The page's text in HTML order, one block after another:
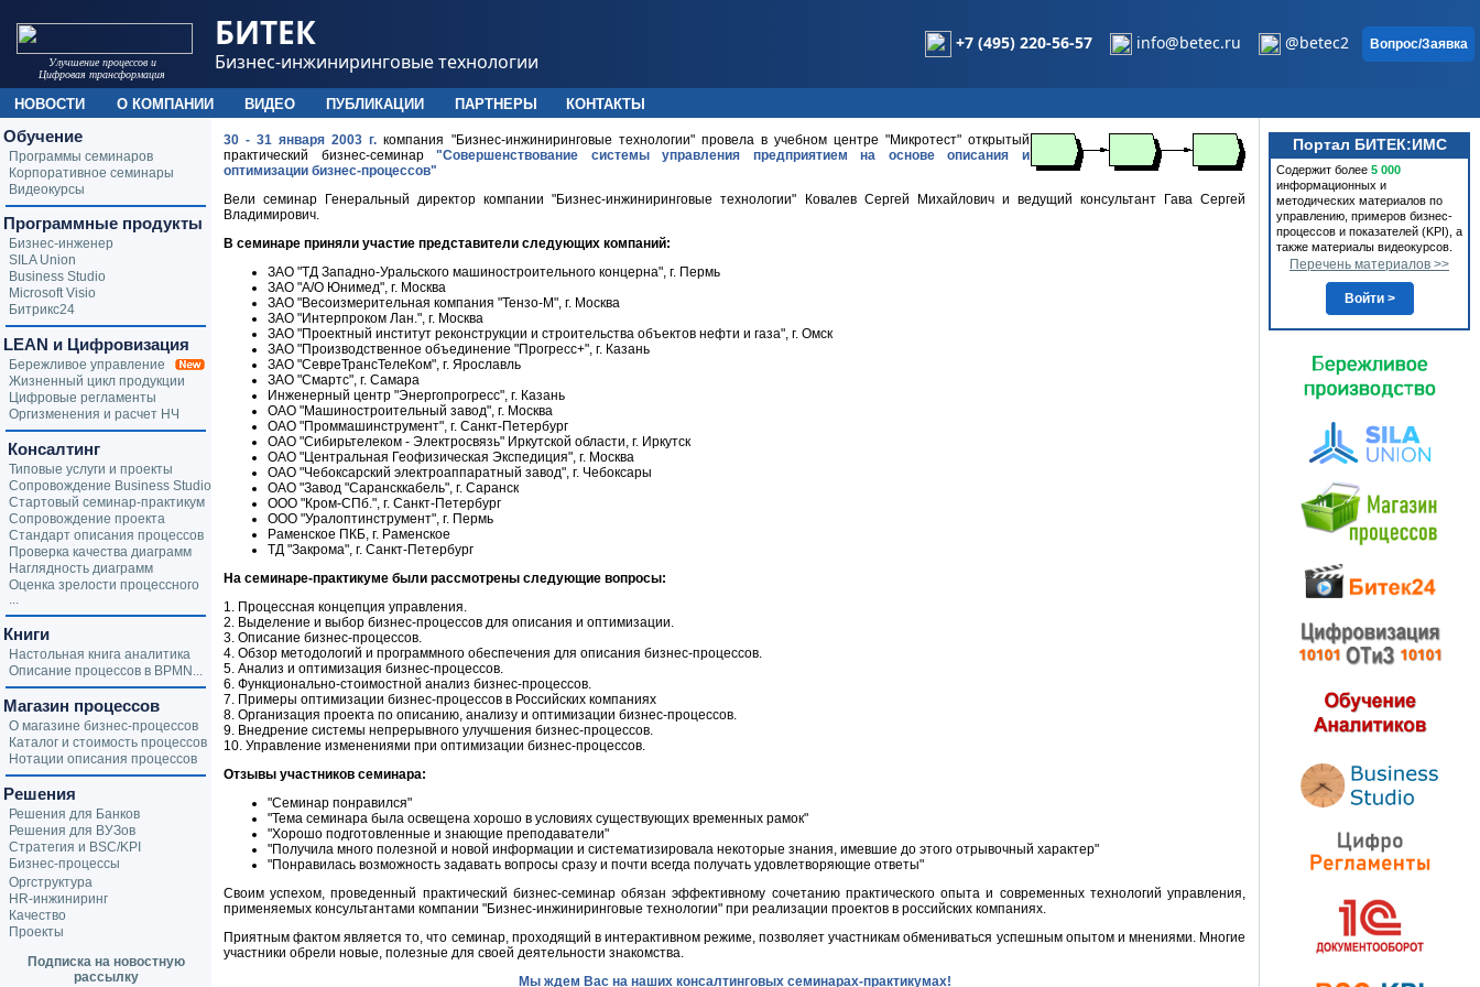
30 - 31 января 2003 г. компания "Бизнес-инжиниринговые технологии" провела в учебном центре "Микротест" открытый
практический бизнес-семинар"Совершенствование системы управления предприятием на основе описания и
оптимизации бизнес-процессов"
Вели семинар Генеральный директор компании "Бизнес-инжиниринговые технологии" Ковалев Сергей Михайлович и ведущий консультант Гава Сергей
Владимирович.
В семинаре приняли участие представители следующих компаний:
ЗАО "ТД Западно-Уральского машиностроительного концерна", г. Пермь
ЗАО "А/О Юнимед", г. Москва
ЗАО "Весоизмерительная компания "Тензо-М", г. Москва
ЗАО "Интерпроком Лан.", г. Москва
ЗАО "Проектный институт реконструкции и строительства объектов нефти и газа", г. Омск
ЗАО "Производственное объединение "Прогресс+", г. Казань
ЗАО "СевреТрансТелеКом", г. Ярославль
ЗАО "Смартс", г. Самара
Инженерный центр "Энергопрогресс", г. Казань
ОАО "Машиностроительный завод", г. Москва
ОАО "Проммашинструмент", г. Санкт-Петербург
ОАО "Сибирьтелеком - Электросвязь" Иркутской области, г. Иркутск
ОАО "Центральная Геофизическая Экспедиция", г. Москва
ОАО "Чебоксарский электроаппаратный завод", г. Чебоксары
ОАО "Завод "Сарансккабель", г. Саранск
ООО "Кром-СПб.", г. Санкт-Петербург
ООО "Уралоптинструмент", г. Пермь
Раменское ПКБ, г. Раменское
ТД "Закрома", г. Санкт-Петербург
На семинаре-практикуме были рассмотрены следующие вопросы:
1. Процессная концепция управления.
2. Выделение и выбор бизнес-процессов для описания и оптимизации.
3. Описание бизнес-процессов.
4. Обзор методологий и программного обеспечения для описания бизнес-процессов.
5. Анализ и оптимизация бизнес-процессов.
6. Функционально-стоимостной анализ бизнес-процессов.
7. Примеры оптимизации бизнес-процессов в Российских компаниях
8. Организация проекта по описанию, анализу и оптимизации бизнес-процессов.
9. Внедрение системы непрерывного улучшения бизнес-процессов.
10. Управление изменениями при оптимизации бизнес-процессов.
Отзывы участников семинара:
"Семинар понравился"
"Тема семинара была освещена хорошо в условиях существующих временных рамок"
"Хорошо подготовленные и знающие преподаватели"
"Получила много полезной и новой информации и систематизировала некоторые знания, имевшие до этого отрывочный характер"
"Понравилась возможность задавать вопросы сразу и почти всегда получать удовлетворяющие ответы"
Своим успехом, проведенный практический бизнес-семинар обязан эффективному сочетанию практического опыта и современных технологий управления,
применяемых консультантами компании "Бизнес-инжиниринговые технологии" при реализации проектов в российских компаниях.
Приятным фактом является то, что семинар, проходящий в интерактивном режиме, позволяет участникам обмениваться успешным опытом и мнениями. Многие
участники обрели новые, полезные для своей деятельности знакомства.
Мы ждем Вас на наших консалтинговых семинарах-практикумах!
Портал БИТЕК:ИМС
Содержит более 5 000
информационных и
методических материалов по
управлению, примеров бизнес-
процессов и показателей (KPI), а
также материалы видеокурсов.
Перечень материалов >>
Войти >
Обучение
Программы семинаров
Корпоративное семинары
Видеокурсы
Программные продукты
Бизнес-инженер
SILA Union
Business Studio
Microsoft Visio
Битрикс24
LEAN и Цифровизация
Бережливое управление
Жизненный цикл продукции
Цифровые регламенты
Оргизменения и расчет НЧ
Консалтинг
Типовые услуги и проекты
Сопровождение Business Studio
Стартовый семинар-практикум
Сопровождение проекта
Стандарт описания процессов
Проверка качества диаграмм
Наглядность диаграмм
Оценка зрелости процессного
...
Книги
Настольная книга аналитика
Описание процессов в BPMN...
Магазин процессов
О магазине бизнес-процессов
Каталог и стоимость процессов
Нотации описания процессов
Решения
Решения для Банков
Решения для ВУЗов
Стратегия и BSC/KPI
Бизнес-процессы
Оргструктура
HR-инжиниринг
Качество
Проекты
Подписка на новостную
рассылку
Улучшение процессов и
Цифровая трансформация
БИТЕК
Бизнес-инжиниринговые технологии
+7 (495) 220-56-57 info@betec.ru @betec2 Вопрос/Заявка
НОВОСТИ О КОМПАНИИ ВИДЕО ПУБЛИКАЦИИ ПАРТНЕРЫ КОНТАКТЫ